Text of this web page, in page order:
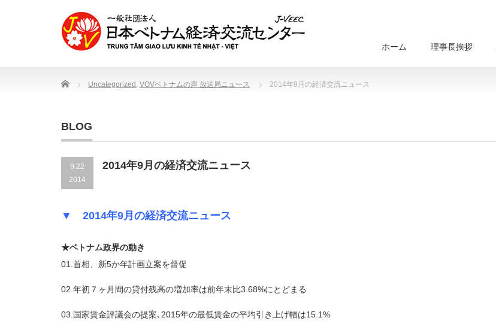
ホーム 理事長挨拶
Home Uncategorized , VOVベトナムの声 放送局ニュース 2014年9月の経済交流ニュース
BLOG
9.22
2014
2014年9月の経済交流ニュース
▼ 2014年9月の経済交流ニュース
★ベトナム政界の動き
01.首相、新5か年計画立案を督促
02.年初７ヶ月間の貸付残高の増加率は前年末比3.68%にとどまる
03.国家賃金評議会の提案､2015年の最低賃金の平均引き上げ幅は15.1%